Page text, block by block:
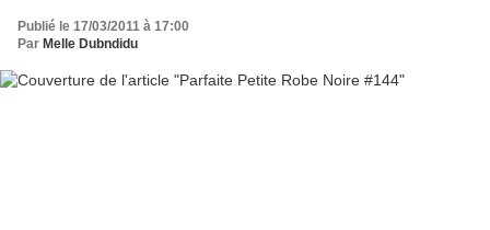
Publié le 17/03/2011 à 17:00
Par Melle Dubndidu